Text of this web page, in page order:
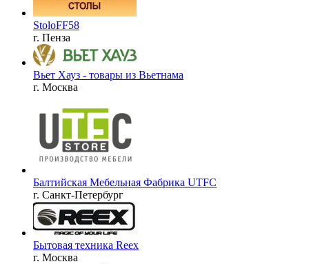
StoloFF58
г. Пенза
Вьет Хауз - товары из Вьетнама
г. Москва
Балтийская Мебельная Фабрика UTFC
г. Санкт-Петербург
Бытовая техника Reex
г. Москва